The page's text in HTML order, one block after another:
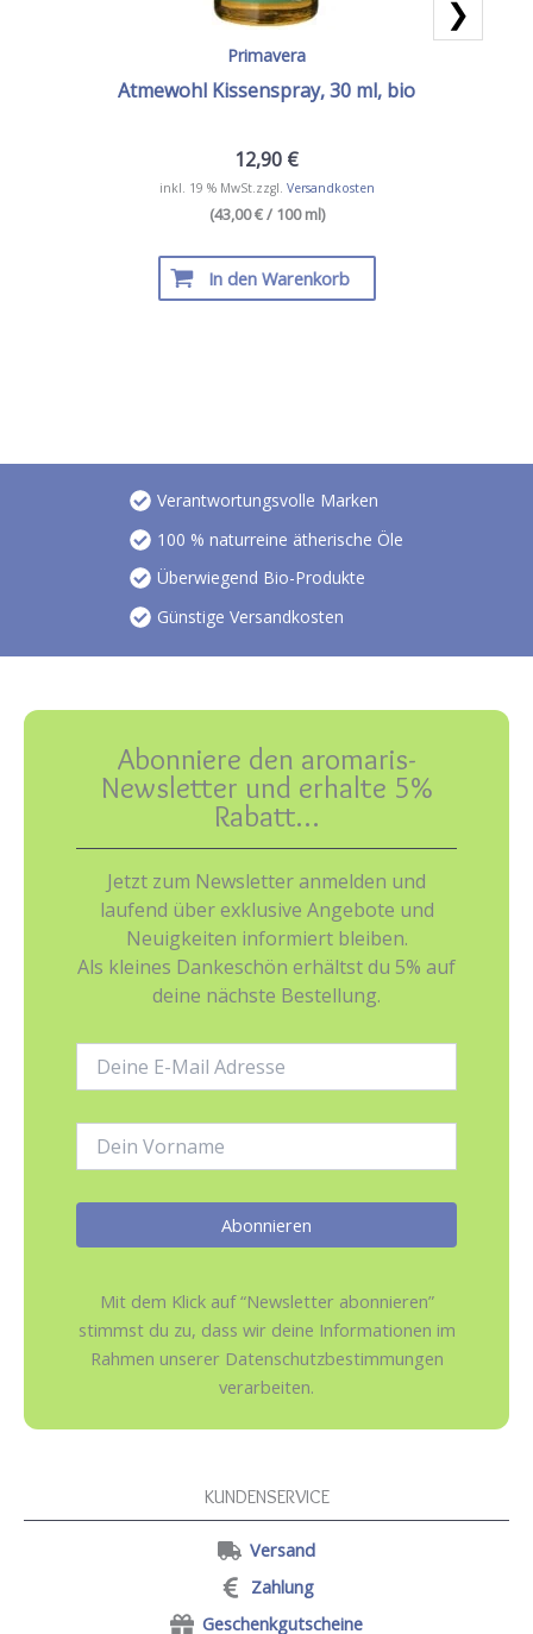
Primavera
Atmewohl Kissenspray, 30 ml, bio
12,90 €
inkl. 19 % MwSt.zzgl. Versandkosten
(43,00 € / 100 ml)
In den Warenkorb
❯
Verantwortungsvolle Marken
100 % naturreine ätherische Öle
Überwiegend Bio-Produkte
Günstige Versandkosten
Abonniere den aromaris-
Newsletter und erhalte 5%
Rabatt…
Jetzt zum Newsletter anmelden und
laufend über exklusive Angebote und
Neuigkeiten informiert bleiben.
Als kleines Dankeschön erhältst du 5% auf
deine nächste Bestellung.
Mail-
Mit dem Klick auf “Newsletter abonnieren”
stimmst du zu, dass wir deine Informationen im
Rahmen unserer Datenschutzbestimmungen
verarbeiten.
KUNDENSERVICE
Versand
Zahlung
Geschenkgutscheine